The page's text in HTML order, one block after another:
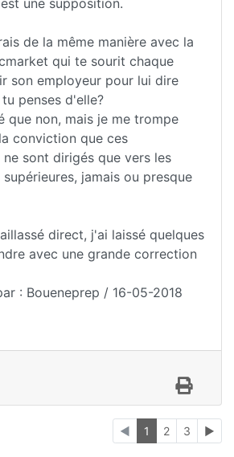
une supposition.
de la même manière avec la
qui te sourit chaque
son employeur pour lui dire
penses d'elle?
que non, mais je me trompe
conviction que ces
sont dirigés que vers les
jamais ou presque
direct, j'ai laissé quelques
avec une grande correction
: Boueneprep / 16-05-2018
◄ 1 2 3 ►